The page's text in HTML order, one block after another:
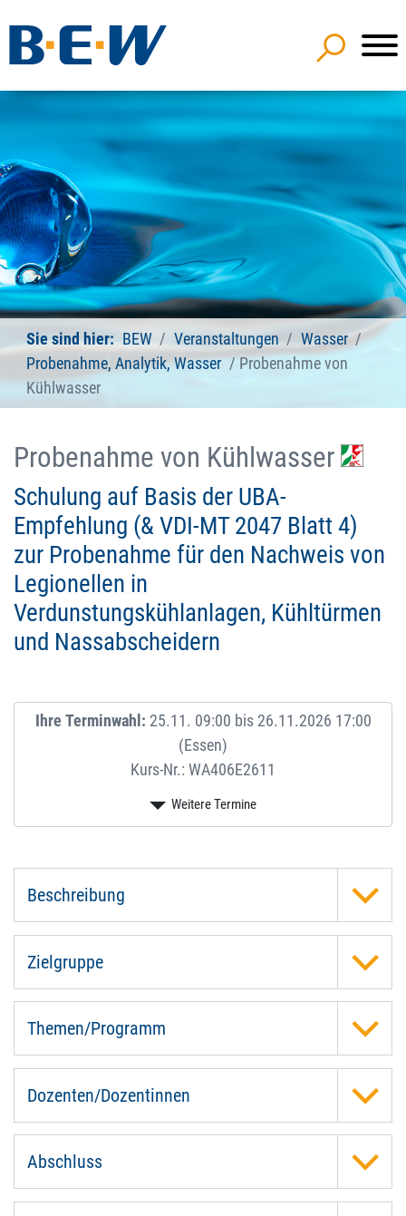
Sie sind hier: BEW Veranstaltungen
Wasser
Probenahme, Analytik, Wasser
Probenahme von
Kühlwasser
Probenahme von Kühlwasser
Schulung auf Basis der UBA-
Empfehlung (& VDI-MT 2047 Blatt 4)
zur Probenahme für den Nachweis von
Legionellen in
Verdunstungskühlanlagen, Kühltürmen
und Nassabscheidern
Ihre Terminwahl: 25.11. 09:00 bis 26.11.2026 17:00
(Essen)
Kurs-Nr.: WA406E2611
Beschreibung
Zielgruppe
Themen/Programm
Dozenten/Dozentinnen
Abschluss